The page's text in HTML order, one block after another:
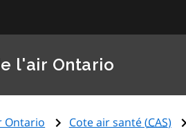
l'air Ontario
Ontario Cote air santé (CAS)